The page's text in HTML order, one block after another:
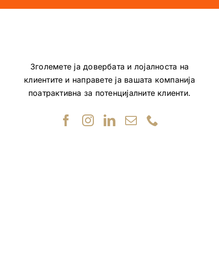
Зголемете ја довербата и лојалноста на
клиентите и направете ја вашата компанија
поатрактивна за потенцијалните клиенти.